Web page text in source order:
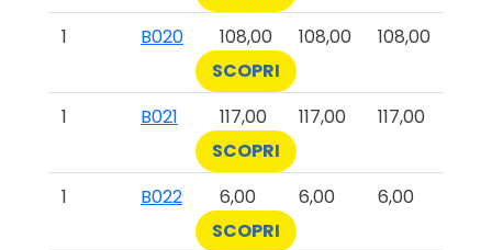
1
B020 108,00 108,00
108,00
SCOPRI
1
B021 117,00 117,00
117,00
SCOPRI
1
B022 6,00 6,00
6,00
SCOPRI